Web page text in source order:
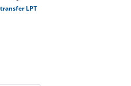
LPT